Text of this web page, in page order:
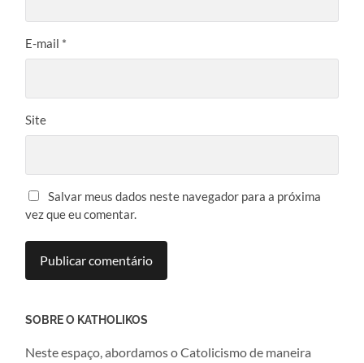
E-mail *
Site
Salvar meus dados neste navegador para a próxima
vez que eu comentar.
SOBRE O KATHOLIKOS
Neste espaço, abordamos o Catolicismo de maneira